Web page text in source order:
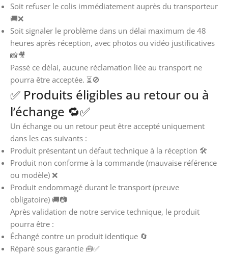
Soit refuser le colis immédiatement auprès du transporteur
🚚❌
Soit signaler le problème dans un délai maximum de 48
heures après réception, avec photos ou vidéo justificatives
📸🎥
Passé ce délai, aucune réclamation liée au transport ne
pourra être acceptée. ⏳🚫
✅ Produits éligibles au retour ou à
l’échange 🔁✅
Un échange ou un retour peut être accepté uniquement
dans les cas suivants :
Produit présentant un défaut technique à la réception 🛠️
Produit non conforme à la commande (mauvaise référence
ou modèle) ❌
Produit endommagé durant le transport (preuve
obligatoire) 🚚📷
Après validation de notre service technique, le produit
pourra être :
Échangé contre un produit identique 🔄
Réparé sous garantie 🧰✅